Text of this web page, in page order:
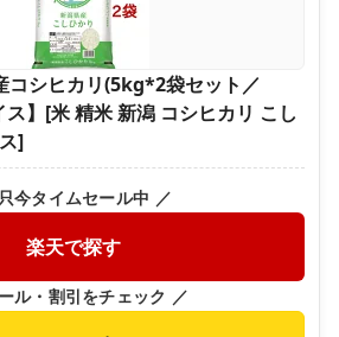
コシヒカリ(5kg*2袋セット／
】[米 精米 新潟 コシヒカリ こし
]
今タイムセール中 ／
楽天で探す
ル・割引をチェック ／